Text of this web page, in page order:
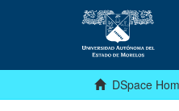
DSpace